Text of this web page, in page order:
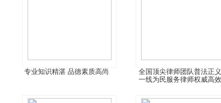
专业知识精湛 品德素质高尚
全国顶尖律师团队普法正义
一线为民服务律师权威高效